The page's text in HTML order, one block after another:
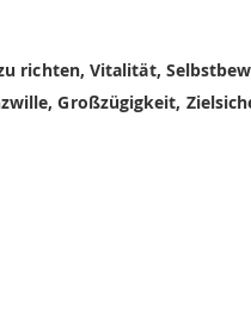
richten, Vitalität,
Großzügigkeit,